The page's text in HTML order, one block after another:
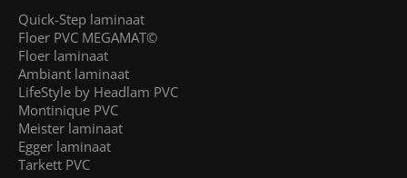
Quick-Step laminaat
Floer PVC MEGAMAT©
Floer laminaat
Ambiant laminaat
LifeStyle by Headlam PVC
Montinique PVC
Meister laminaat
Egger laminaat
Tarkett PVC